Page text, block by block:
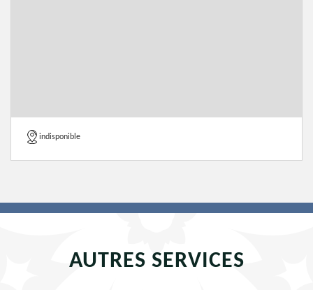
indisponible
AUTRES SERVICES